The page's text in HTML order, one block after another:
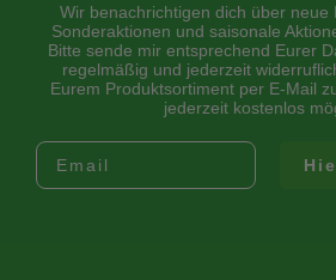
Wir benachrichtigen dich über neue
Sonderaktionen und saisonale
Bitte sende mir entsprechend Eurer
regelmäßig und jederzeit
Eurem Produktsortiment per E-Mail
jederzeit kostenlos
Trage dich mit deiner Email